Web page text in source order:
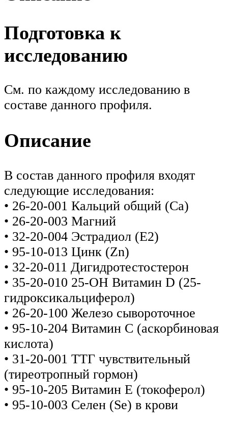
Подготовка к
исследованию
См. по каждому исследованию в
составе данного профиля.
Описание
В состав данного профиля входят
следующие исследования:
• 26-20-001 Кальций общий (Са)
• 26-20-003 Магний
• 32-20-004 Эстрадиол (Е2)
• 95-10-013 Цинк (Zn)
• 32-20-011 Дигидротестостерон
• 35-20-010 25-ОН Витамин D (25-
гидроксикальциферол)
• 26-20-100 Железо сывороточное
• 95-10-204 Витамин С (аскорбиновая
кислота)
• 31-20-001 ТТГ чувствительный
(тиреотропный гормон)
• 95-10-205 Витамин Е (токоферол)
• 95-10-003 Селен (Se) в крови